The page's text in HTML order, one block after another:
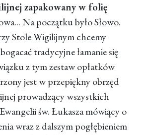
zapakowany w folię
Na początku było Słowo.
Stole Wigilijnym chcemy
tradycyjne łamanie się
z tym zestaw opłatków
jest w przepiękny obrzęd
prowadzący wszystkich
św. Łukasza mówiący o
wraz z dalszym pogłębieniem